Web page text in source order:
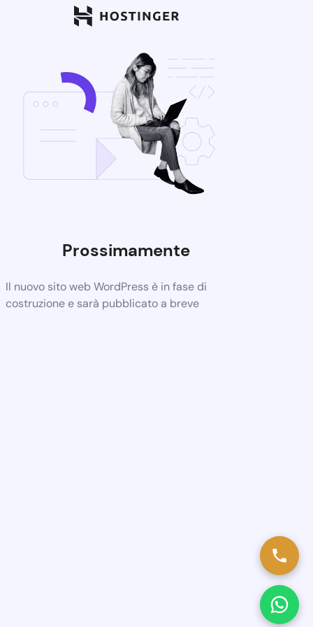
Prossimamente
Il nuovo sito web WordPress è in fase di
costruzione e sarà pubblicato a breve